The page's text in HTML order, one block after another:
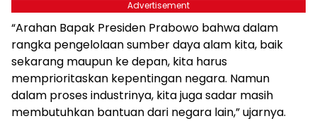
Advertisement
“Arahan Bapak Presiden Prabowo bahwa dalam
rangka pengelolaan sumber daya alam kita, baik
sekarang maupun ke depan, kita harus
memprioritaskan kepentingan negara. Namun
dalam proses industrinya, kita juga sadar masih
membutuhkan bantuan dari negara lain,” ujarnya.